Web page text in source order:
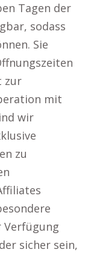
Tagen der
sodass
Sie
zur
mit
wir
zu
Verfügung
sicher sein,